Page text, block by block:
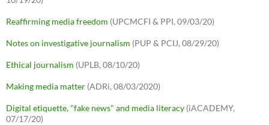
Reaffirming media freedom (UPCMCFI & PPI, 09/03/20)
Notes on investigative journalism (PUP & PCIJ, 08/29/20)
Ethical journalism (UPLB, 08/10/20)
Making media matter (ADRi, 08/03/2020)
Digital etiquette, "fake news" and media literacy (iACADEMY,
07/17/20)